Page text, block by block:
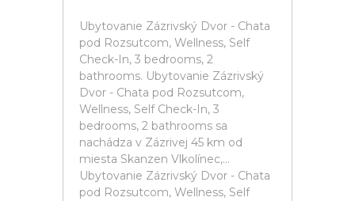
Ubytovanie Zázrivský Dvor - Chata
pod Rozsutcom, Wellness, Self
Check-In, 3 bedrooms, 2
bathrooms. Ubytovanie Zázrivský
Dvor - Chata pod Rozsutcom,
Wellness, Self Check-In, 3
bedrooms, 2 bathrooms sa
nachádza v Zázrivej 45 km od
miesta Skanzen Vlkolínec,...
Ubytovanie Zázrivský Dvor - Chata
pod Rozsutcom, Wellness, Self